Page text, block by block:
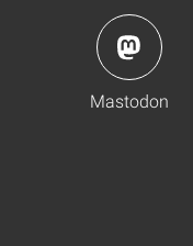
Mastodon